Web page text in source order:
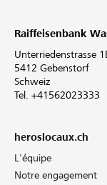
Raiffeisenbank
Unterriedenstrasse
5412 Gebenstorf
Schweiz
Tel. +41562023333
heroslocaux.ch
L'équipe
Notre engagement